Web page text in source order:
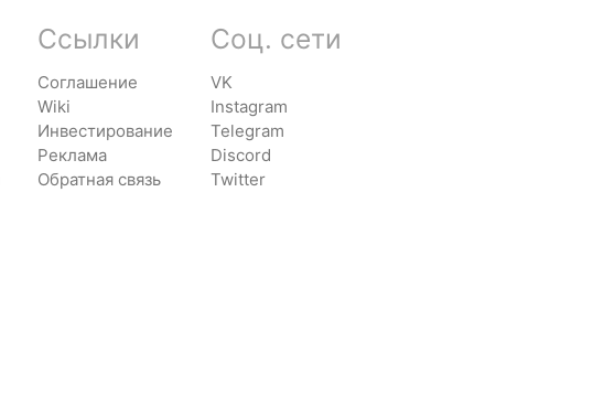
Ссылки
Соглашение
Wiki
Инвестирование
Реклама
Обратная связь
Соц. сети
VK
Instagram
Telegram
Discord
Twitter